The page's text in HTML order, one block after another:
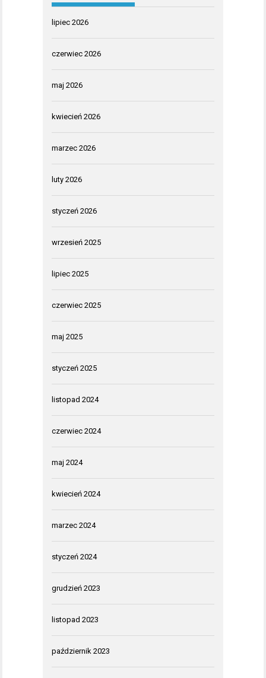
lipiec 2026
czerwiec 2026
maj 2026
kwiecień 2026
marzec 2026
luty 2026
styczeń 2026
wrzesień 2025
lipiec 2025
czerwiec 2025
maj 2025
styczeń 2025
listopad 2024
czerwiec 2024
maj 2024
kwiecień 2024
marzec 2024
styczeń 2024
grudzień 2023
listopad 2023
październik 2023